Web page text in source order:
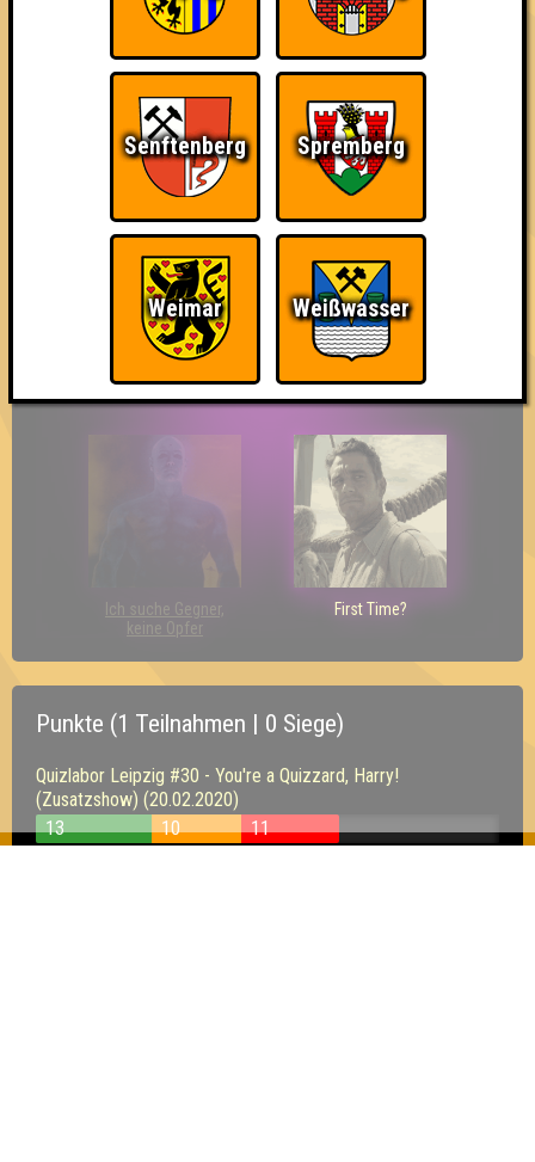
The Last of Us Wir sind ERSTER?!
Ich suche Gegner,
keine Opfer
First Time?
Punkte (1 Teilnahmen | 0 Siege)
Quizlabor Leipzig #30 - You're a Quizzard, Harry!
(Zusatzshow) (20.02.2020)
13
10 11
Senftenberg Spremberg
Weimar Weißwasser